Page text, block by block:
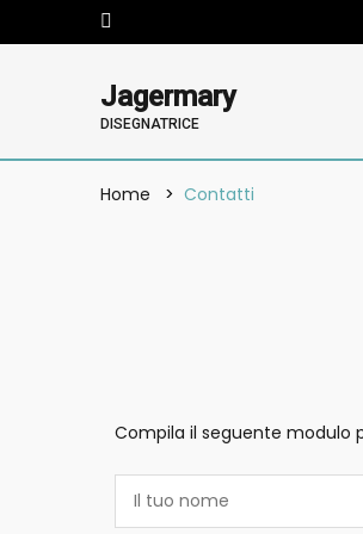
Jagermary
DISEGNATRICE
Home Contatti
Compila il seguente modulo